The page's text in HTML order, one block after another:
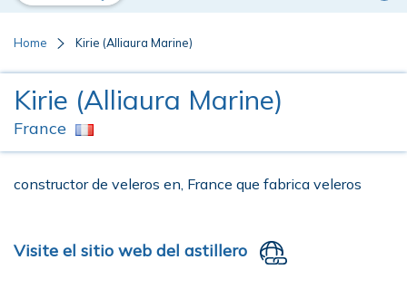
Home Kirie (Alliaura Marine)
Kirie (Alliaura Marine)
France
constructor de veleros en, France que fabrica veleros
Visite el sitio web del astillero